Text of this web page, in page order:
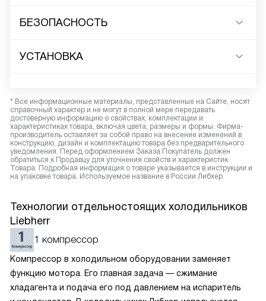
БЕЗОПАСНОСТЬ
УСТАНОВКА
* Все информационные материалы, представленные на Сайте, носят
справочный характер и не могут в полной мере передавать
достоверную информацию о свойствах, комплектации и
характеристиках товара, включая цвета, размеры и формы. Фирма-
производитель оставляет за собой право на внесение изменений в
конструкцию, дизайн и комплектацию товара без предварительного
уведомления. Перед оформлением Заказа Покупатель должен
обратиться к Продавцу для уточнения свойств и характеристик
Товара. Подробная информация о товаре указывается в инструкции и
на упаковке товара. Используемое название в России Либхер
Технологии отдельностоящих холодильников
Liebherr
1 компрессор
Компрессор в холодильном оборудовании заменяет
функцию мотора. Его главная задача — сжимание
хладагента и подача его под давлением на испаритель